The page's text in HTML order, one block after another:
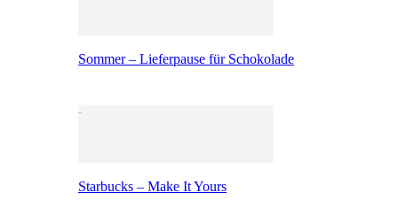
Sommer – Lieferpause für Schokolade
Starbucks – Make It Yours